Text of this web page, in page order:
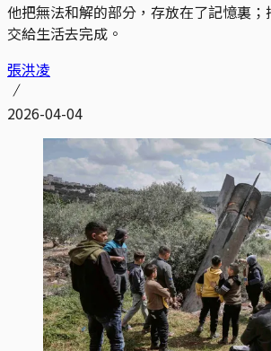
他把無法和解的部分，存放在了記憶裏；
交給生活去完成。
張洪凌
2026-04-04